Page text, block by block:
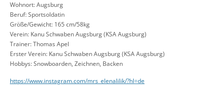
Wohnort: Augsburg
Beruf: Sportsoldatin
Größe/Gewicht: 165 cm/58kg
Verein: Kanu Schwaben Augsburg (KSA Augsburg)
Trainer: Thomas Apel
Erster Verein: Kanu Schwaben Augsburg (KSA Augsburg)
Hobbys: Snowboarden, Zeichnen, Backen
https://www.instagram.com/mrs_elenalilik/?hl=de